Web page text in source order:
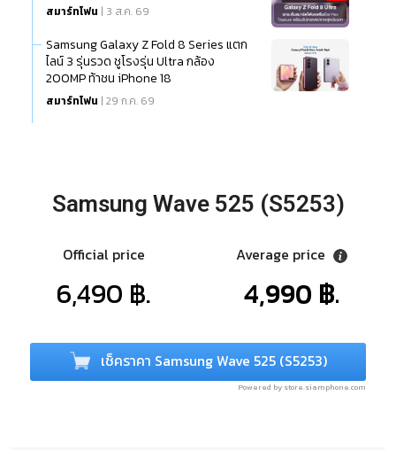
สมาร์ทโฟน | 3 ส.ค. 69
Samsung Galaxy Z Fold 8 Series แตก
ไลน์ 3 รุ่นรวด ชูโรงรุ่น Ultra กล้อง
200MP ท้าชน iPhone 18
สมาร์ทโฟน | 29 ก.ค. 69
Samsung Wave 525 (S5253)
Official price
6,490 ฿.
Average price
4,990 ฿.
เช็คราคา Samsung Wave 525 (S5253)
Powered by store.siamphone.com